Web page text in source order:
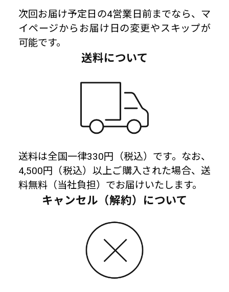
次回お届け予定日の4営業日前までなら、マ
イページからお届け日の変更やスキップが
可能です。
送料について
送料は全国一律330円（税込）です。なお、
4,500円（税込）以上ご購入された場合、送
料無料（当社負担）でお届けいたします。
キャンセル（解約）について